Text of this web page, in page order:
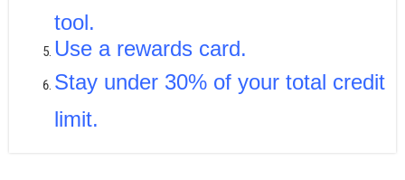
tool.
Use a rewards card.
Stay under 30% of your total credit
limit.